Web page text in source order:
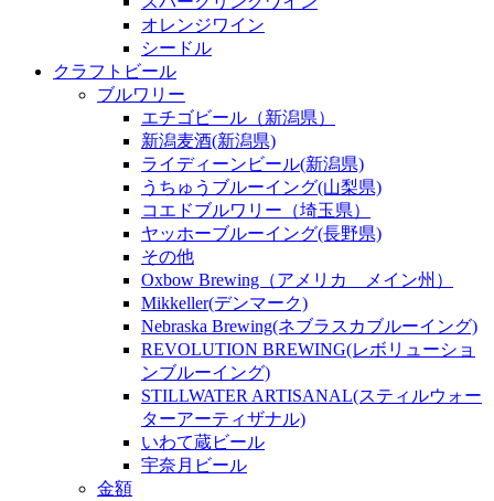
オレンジワイン
シードル
クラフトビール
ブルワリー
エチゴビール（新潟県）
新潟麦酒(新潟県)
ライディーンビール(新潟県)
うちゅうブルーイング(山梨県)
コエドブルワリー（埼玉県）
ヤッホーブルーイング(長野県)
その他
Oxbow Brewing（アメリカ メイン州）
Mikkeller(デンマーク)
Nebraska Brewing(ネブラスカブルーイング)
REVOLUTION BREWING(レボリューショ
ンブルーイング)
STILLWATER ARTISANAL(スティルウォー
ターアーティザナル)
いわて蔵ビール
宇奈月ビール
金額